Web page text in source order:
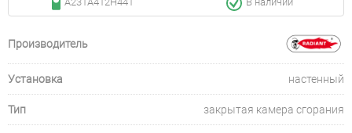
Производитель
Установка настенный
Тип закрытая камера сгорания